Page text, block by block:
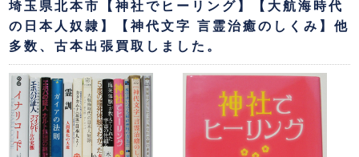
埼玉県北本市【神社でヒーリング】【大航海時代
の日本人奴隷】【神代文字 言霊治癒のしくみ】他
多数、古本出張買取しました。